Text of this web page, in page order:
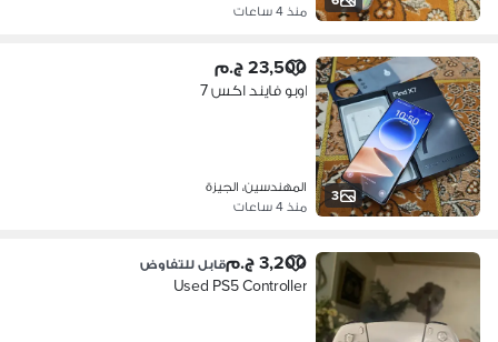
منذ 4 ساعات
3
23,500 ج.م
اوبو فايند اكس 7
المهندسين، الجيزة
منذ 4 ساعات
3,200 ج.م قابل للتفاوض
Used PS5 Controller